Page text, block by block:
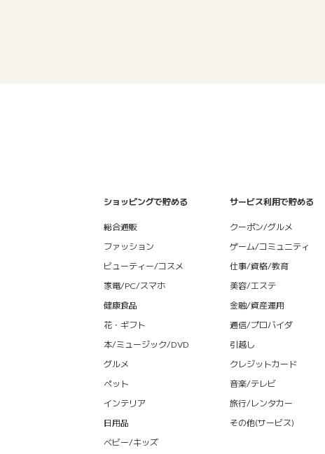
ショッピングで貯める
総合通販
ファッション
ビューティー/コスメ
家電/PC/スマホ
健康食品
花・ギフト
本/ミュージック/DVD
グルメ
ペット
インテリア
日用品
ベビー/キッズ
サービス利用で貯める
クーポン/グルメ
ゲーム/コミュニティ
仕事/資格/教育
美容/エステ
金融/資産運用
通信/プロバイダ
引越し
クレジットカード
音楽/テレビ
旅行/レンタカー
その他(サービス)